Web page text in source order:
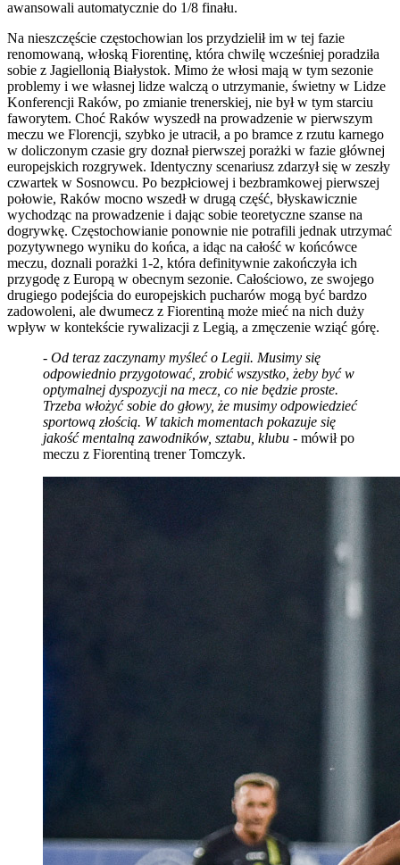
awansowali automatycznie do 1/8 finału.
Na nieszczęście częstochowian los przydzielił im w tej fazie
renomowaną, włoską Fiorentinę, która chwilę wcześniej poradziła
sobie z Jagiellonią Białystok. Mimo że włosi mają w tym sezonie
problemy i we własnej lidze walczą o utrzymanie, świetny w Lidze
Konferencji Raków, po zmianie trenerskiej, nie był w tym starciu
faworytem. Choć Raków wyszedł na prowadzenie w pierwszym
meczu we Florencji, szybko je utracił, a po bramce z rzutu karnego
w doliczonym czasie gry doznał pierwszej porażki w fazie głównej
europejskich rozgrywek. Identyczny scenariusz zdarzył się w zeszły
czwartek w Sosnowcu. Po bezpłciowej i bezbramkowej pierwszej
połowie, Raków mocno wszedł w drugą część, błyskawicznie
wychodząc na prowadzenie i dając sobie teoretyczne szanse na
dogrywkę. Częstochowianie ponownie nie potrafili jednak utrzymać
pozytywnego wyniku do końca, a idąc na całość w końcówce
meczu, doznali porażki 1-2, która definitywnie zakończyła ich
przygodę z Europą w obecnym sezonie. Całościowo, ze swojego
drugiego podejścia do europejskich pucharów mogą być bardzo
zadowoleni, ale dwumecz z Fiorentiną może mieć na nich duży
wpływ w kontekście rywalizacji z Legią, a zmęczenie wziąć górę.
- Od teraz zaczynamy myśleć o Legii. Musimy się
odpowiednio przygotować, zrobić wszystko, żeby być w
optymalnej dyspozycji na mecz, co nie będzie proste.
Trzeba włożyć sobie do głowy, że musimy odpowiedzieć
sportową złością. W takich momentach pokazuje się
jakość mentalną zawodników, sztabu, klubu - mówił po
meczu z Fiorentiną trener Tomczyk.